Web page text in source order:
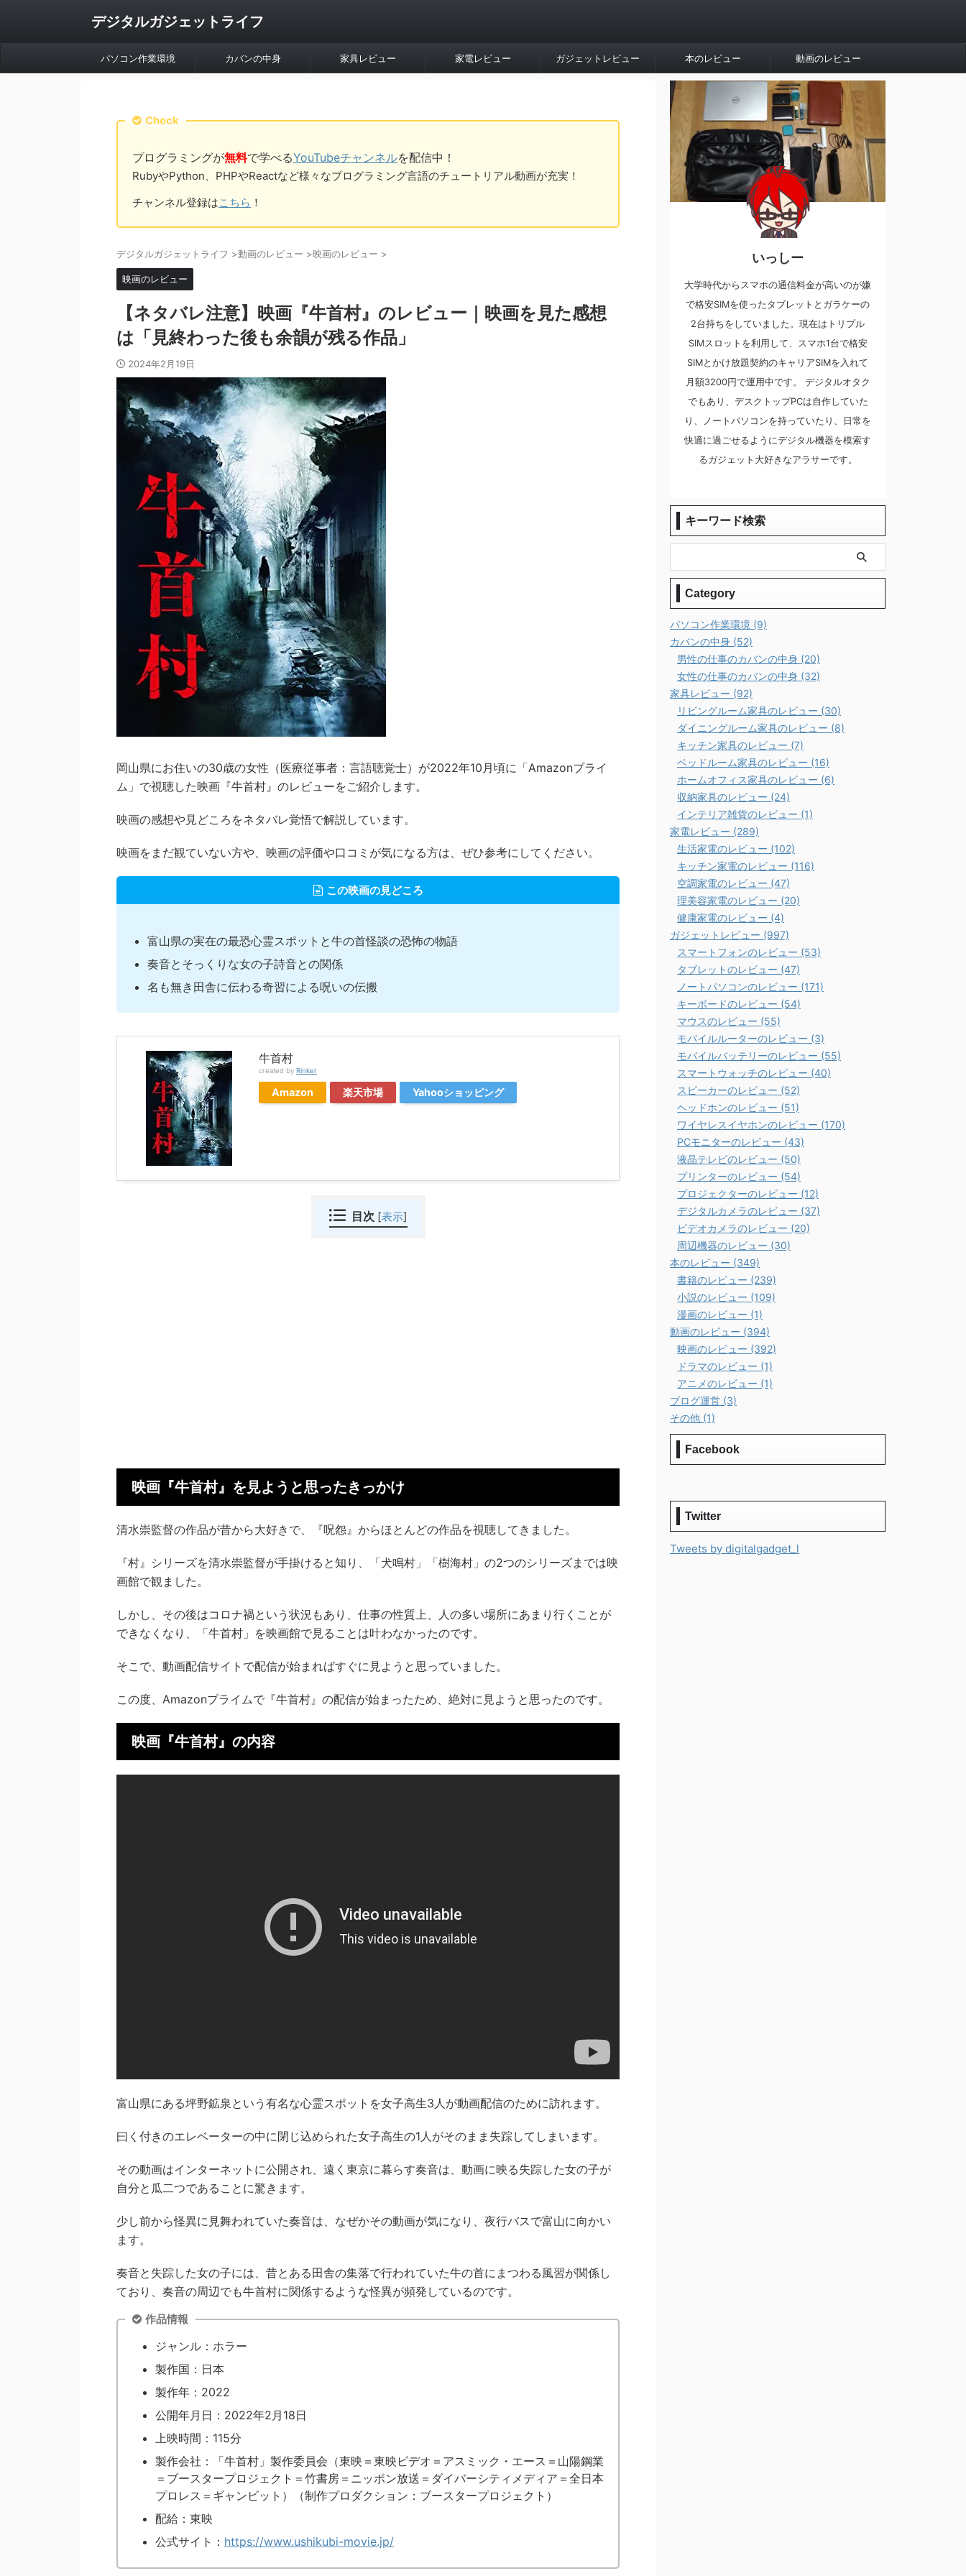
デジタルガジェットライフ
パソコン作業環境 カバンの中身 家具レビュー 家電レビュー ガジェットレビュー 本のレビュー 動画のレビュー
Check
プログラミングが無料で学べるYouTubeチャンネルを配信中！
RubyやPython、PHPやReactなど様々なプログラミング言語のチュートリアル動画が充実！
チャンネル登録はこちら ！
デジタルガジェットライフ >動画のレビュー >映画のレビュー >
映画のレビュー
【ネタバレ注意】映画『牛首村』のレビュー｜映画を見た感想
は「見終わった後も余韻が残る作品」
2024年2月19日
岡山県にお住いの30歳の女性（医療従事者：言語聴覚士）が2022年10月頃に「Amazonプライ
ム」で視聴した映画『牛首村』のレビューをご紹介します。
映画の感想や見どころをネタバレ覚悟で解説しています。
映画をまだ観ていない方や、映画の評価や口コミが気になる方は、ぜひ参考にしてください。
この映画の見どころ
富山県の実在の最恐心霊スポットと牛の首怪談の恐怖の物語
奏音とそっくりな女の子詩音との関係
名も無き田舎に伝わる奇習による呪いの伝搬
牛首村
created by Rinker
Amazon 楽天市場 Yahooショッピング
目次 [表示]
映画『牛首村』を見ようと思ったきっかけ
清水崇監督の作品が昔から大好きで、『呪怨』からほとんどの作品を視聴してきました。
『村』シリーズを清水崇監督が手掛けると知り、「犬鳴村」「樹海村」の2つのシリーズまでは映
画館で観ました。
しかし、その後はコロナ禍という状況もあり、仕事の性質上、人の多い場所にあまり行くことが
できなくなり、「牛首村」を映画館で見ることは叶わなかったのです。
そこで、動画配信サイトで配信が始まればすぐに見ようと思っていました。
この度、Amazonプライムで『牛首村』の配信が始まったため、絶対に見ようと思ったのです。
映画『牛首村』の内容
富山県にある坪野鉱泉という有名な心霊スポットを女子高生3人が動画配信のために訪れます。
曰く付きのエレベーターの中に閉じ込められた女子高生の1人がそのまま失踪してしまいます。
その動画はインターネットに公開され、遠く東京に暮らす奏音は、動画に映る失踪した女の子が
自分と瓜二つであることに驚きます。
少し前から怪異に見舞われていた奏音は、なぜかその動画が気になり、夜行バスで富山に向かい
ます。
奏音と失踪した女の子には、昔とある田舎の集落で行われていた牛の首にまつわる風習が関係し
ており、奏音の周辺でも牛首村に関係するような怪異が頻発しているのです。
作品情報
ジャンル：ホラー
製作国：日本
製作年：2022
公開年月日：2022年2月18日
上映時間：115分
製作会社：「牛首村」製作委員会（東映＝東映ビデオ＝アスミック・エース＝山陽鋼業
＝ブースタープロジェクト＝竹書房＝ニッポン放送＝ダイバーシティメディア＝全日本
プロレス＝ギャンビット）（制作プロダクション：ブースタープロジェクト）
配給：東映
公式サイト： https://www.ushikubi-movie.jp/
いっしー
大学時代からスマホの通信料金が高いのが嫌
で格安SIMを使ったタブレットとガラケーの
2台持ちをしていました。現在はトリプル
SIMスロットを利用して、スマホ1台で格安
SIMとかけ放題契約のキャリアSIMを入れて
月額3200円で運用中です。 デジタルオタク
でもあり、デスクトップPCは自作していた
り、ノートパソコンを持っていたり、日常を
快適に過ごせるようにデジタル機器を模索す
るガジェット大好きなアラサーです。
キーワード検索
Category
パソコン作業環境 (9)
カバンの中身 (52)
男性の仕事のカバンの中身 (20)
女性の仕事のカバンの中身 (32)
家具レビュー (92)
リビングルーム家具のレビュー (30)
ダイニングルーム家具のレビュー (8)
キッチン家具のレビュー (7)
ベッドルーム家具のレビュー (16)
ホームオフィス家具のレビュー (6)
収納家具のレビュー (24)
インテリア雑貨のレビュー (1)
家電レビュー (289)
生活家電のレビュー (102)
キッチン家電のレビュー (116)
空調家電のレビュー (47)
理美容家電のレビュー (20)
健康家電のレビュー (4)
ガジェットレビュー (997)
スマートフォンのレビュー (53)
タブレットのレビュー (47)
ノートパソコンのレビュー (171)
キーボードのレビュー (54)
マウスのレビュー (55)
モバイルルーターのレビュー (3)
モバイルバッテリーのレビュー (55)
スマートウォッチのレビュー (40)
スピーカーのレビュー (52)
ヘッドホンのレビュー (51)
ワイヤレスイヤホンのレビュー (170)
PCモニターのレビュー (43)
液晶テレビのレビュー (50)
プリンターのレビュー (54)
プロジェクターのレビュー (12)
デジタルカメラのレビュー (37)
ビデオカメラのレビュー (20)
周辺機器のレビュー (30)
本のレビュー (349)
書籍のレビュー (239)
小説のレビュー (109)
漫画のレビュー (1)
動画のレビュー (394)
映画のレビュー (392)
ドラマのレビュー (1)
アニメのレビュー (1)
ブログ運営 (3)
その他 (1)
Facebook
Twitter
Tweets by digitalgadget_l